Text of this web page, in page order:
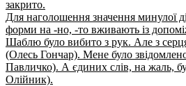
закрито.
Для наголошення значення минулої
форми на -но, -то вживають із
Шаблю було вибито з рук. Але з
(Олесь Гончар). Мене було
Павличко). А єдиних слів, на жаль,
Олійник).